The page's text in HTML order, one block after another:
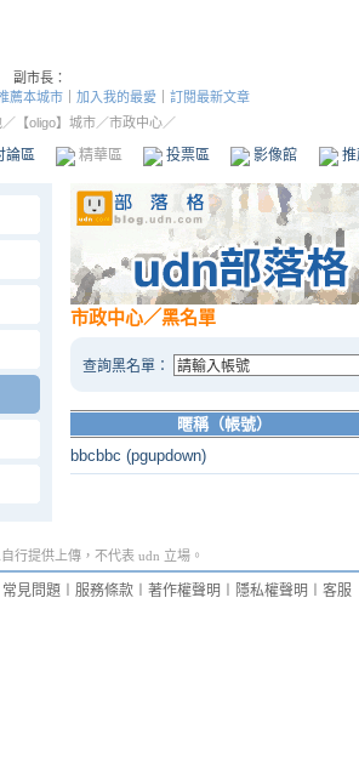
副市長：
薦本城市 加入我的最愛
訂閱最新文章
／ 【oligo】城市／市政中心／
論區 精華區 投票區 影像館
市政中心／黑名單
查詢黑名單：
暱稱（帳號）
bbcbbc (pgupdown)
行提供上傳，不代表 udn 立場。
常見問題 服務條款 著作權聲明 隱私權聲明 客服